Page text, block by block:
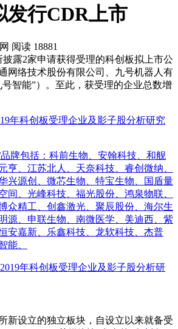
发行CDR上市
阅读 18881
披露2家申请获得受理的科创板拟上市公
网络技术股份有限公司、九号机器人有
智能”）。至此，获受理的企业总数增
年科创板受理企业及影子股分析研究
牌包括：科前生物、安翰科技、和舰
亨、江苏北人、天奈科技、睿创微纳、
兴源创、微芯生物、特宝生物、国盾量
间、光峰科技、福光股份、鸿泉物联、
众精工、创鑫激光、聚辰股份、海尔生
源、申联生物、南微医学、美迪西、紫
安嘉新、乐鑫科技、龙软科技、杰普
能、
设立的独立板块，自设立以来就备受